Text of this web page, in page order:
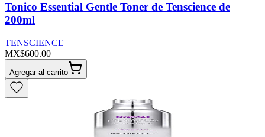
Tonico Essential Gentle Toner de Tenscience de
200ml
TENSCIENCE
MX$600.00
Agregar al carrito